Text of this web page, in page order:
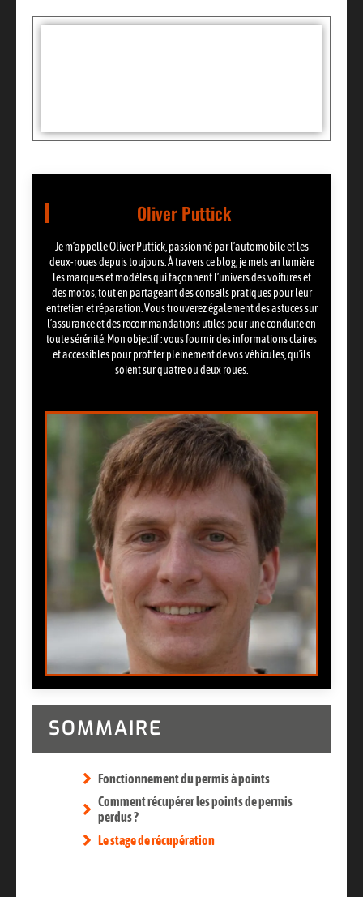
Oliver Puttick
Je m’appelle Oliver Puttick, passionné par l’automobile et les
deux-roues depuis toujours. À travers ce blog, je mets en lumière
les marques et modèles qui façonnent l’univers des voitures et
des motos, tout en partageant des conseils pratiques pour leur
entretien et réparation. Vous trouverez également des astuces sur
l’assurance et des recommandations utiles pour une conduite en
toute sérénité. Mon objectif : vous fournir des informations claires
et accessibles pour profiter pleinement de vos véhicules, qu’ils
soient sur quatre ou deux roues.
SOMMAIRE
Fonctionnement du permis à points
Comment récupérer les points de permis
perdus ?
Le stage de récupération